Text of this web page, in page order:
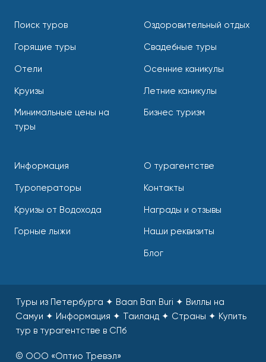
Поиск туров
Горящие туры
Отели
Круизы
Минимальные цены на
туры
Оздоровительный отдых
Свадебные туры
Осенние каникулы
Летние каникулы
Бизнес туризм
Информация
Туроператоры
Круизы от Водохода
Горные лыжи
О турагентстве
Контакты
Награды и отзывы
Наши реквизиты
Блог
Туры из Петербурга ✦ Baan Ban Buri ✦ Виллы на
Самуи ✦ Информация ✦ Таиланд ✦ Страны ✦ Купить
тур в турагентстве в СПб
© ООО «Оптио Тревэл»